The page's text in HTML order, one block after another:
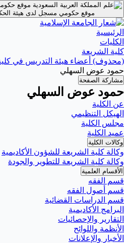
موقع
موقع حكومي مسجل لدى هيئة
الرئيسية
الكليات
كلية الشريعة
(محذوف) أعضاء هيئة التدريس في
حمود عوض السهلي
مشاركة الصفحة
حمود عوض السهلي
عن الكلية
الهيكل التنظيمي
مجلس الكلية
عميد الكلية
وكالات الكلية
وكالة كلية الشريعة للشؤون الأكاديمية
وكالة كلية الشريعة للتطوير والجودة
الأقسام العلمية
قسم الفقه
قسم أصول الفقه
قسم الدراسات القضائية
البرامج الأكاديمية
التقارير والإحصائيات
الأنظمة واللوائح
الأخبار والإعلانات